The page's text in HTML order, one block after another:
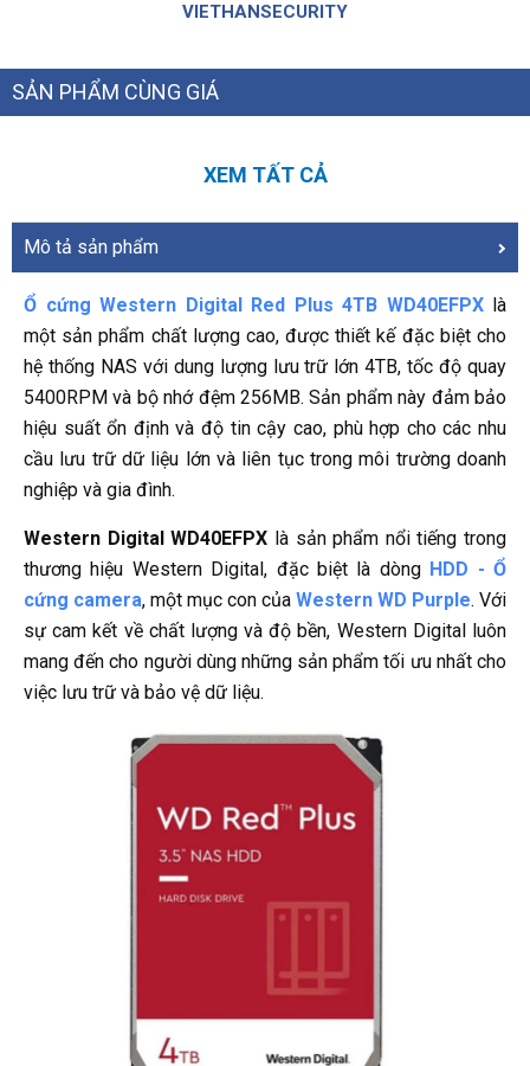
VIETHANSECURITY
SẢN PHẨM CÙNG GIÁ
XEM TẤT CẢ
Mô tả sản phẩm
Ổ cứng Western Digital Red Plus 4TB WD40EFPXlà
một sản phẩm chất lượng cao, được thiết kế đặc biệt cho
hệ thống NAS với dung lượng lưu trữ lớn 4TB, tốc độ quay
5400RPM và bộ nhớ đệm 256MB. Sản phẩm này đảm bảo
hiệu suất ổn định và độ tin cậy cao, phù hợp cho các nhu
cầu lưu trữ dữ liệu lớn và liên tục trong môi trường doanh
nghiệp và gia đình.
Western Digital WD40EFPX là sản phẩm nổi tiếng trong
thương hiệu Western Digital, đặc biệt là dòng HDD - Ổ
cứng camera, một mục con của Western WD Purple. Với
sự cam kết về chất lượng và độ bền, Western Digital luôn
mang đến cho người dùng những sản phẩm tối ưu nhất cho
việc lưu trữ và bảo vệ dữ liệu.